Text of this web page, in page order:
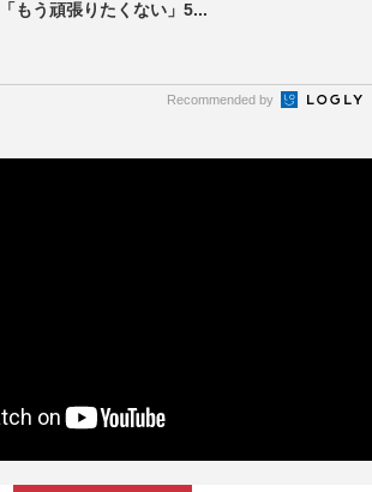
もう頑張りたくない」5...
Recommended by